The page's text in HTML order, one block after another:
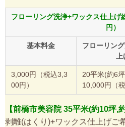
フローリング洗浄+ワックス仕上
円）
基本料金
フローリン
上
3,000円（税込3,3
00円）
20平米(約6
10,000円（
【前橋市美容院 35平米(約10坪,
剥離(はくり)+ワックス仕上げご